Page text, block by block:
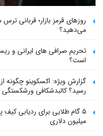
روزهای قرمز بازار؛ قربانی
می‌دهید؟
تحریم صرافی های ایرانی و
است؟
گزارش ویژه: اکسکوینو چگونه
رسید؟ کالبدشکافی ورشکستگی
۵ گام طلایی برای ردیابی
میلیون دلاری